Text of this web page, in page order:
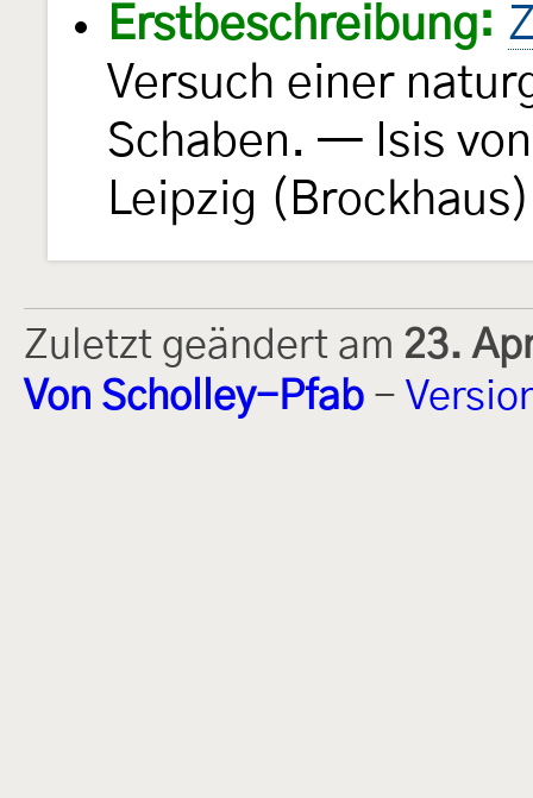
Erstbeschreibung:
Versuch einer
Schaben. — Isis
Leipzig
Zuletzt geändert am 23.
Von Scholley-Pfab -